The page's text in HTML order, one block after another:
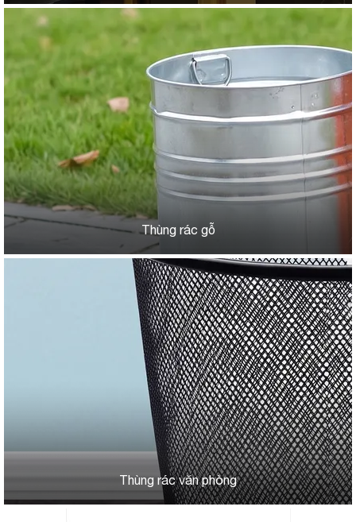
Thùng rác gỗ
Thùng rác văn phòng